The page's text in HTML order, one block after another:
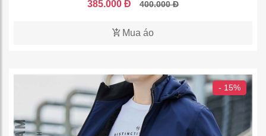
385.000 Đ 400.000 Đ
Mua áo
- 15%